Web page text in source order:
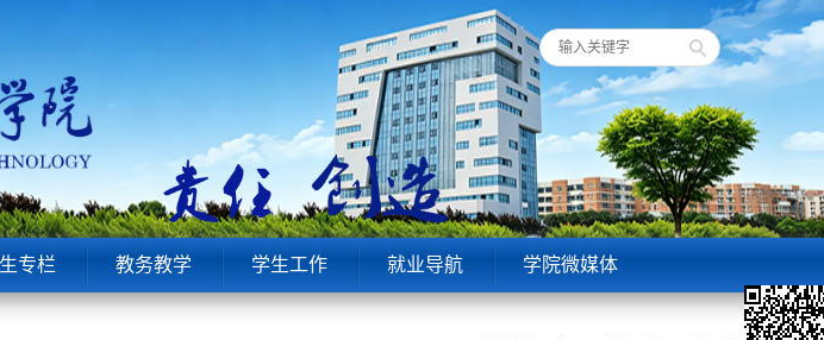
专栏 教务教学 学生工作 就业导航 学院微媒体